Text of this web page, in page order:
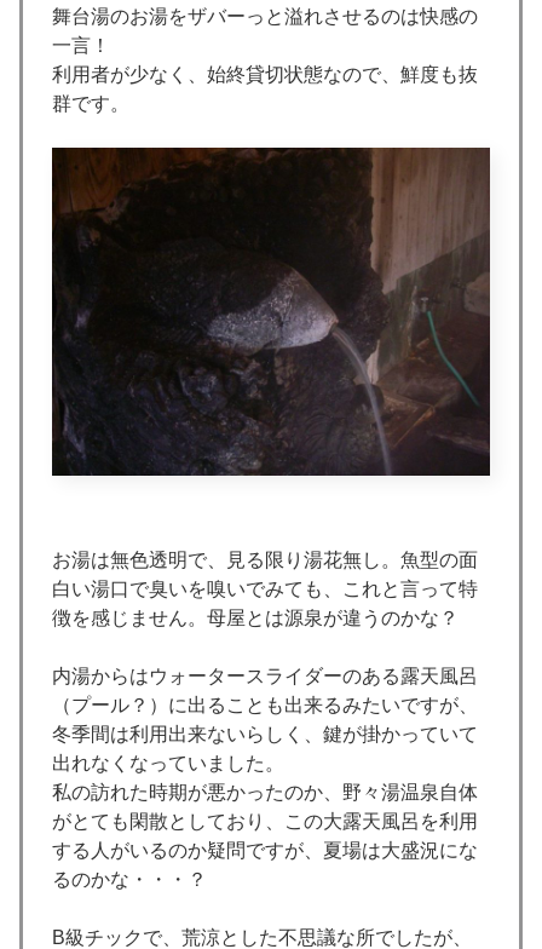
舞台湯のお湯をザバーっと溢れさせるのは快感の
一言！
利用者が少なく、始終貸切状態なので、鮮度も抜
群です。
お湯は無色透明で、見る限り湯花無し。魚型の面
白い湯口で臭いを嗅いでみても、これと言って特
徴を感じません。母屋とは源泉が違うのかな？
内湯からはウォータースライダーのある露天風呂
（プール？）に出ることも出来るみたいですが、
冬季間は利用出来ないらしく、鍵が掛かっていて
出れなくなっていました。
私の訪れた時期が悪かったのか、野々湯温泉自体
がとても閑散としており、この大露天風呂を利用
する人がいるのか疑問ですが、夏場は大盛況にな
るのかな・・・？
B級チックで、荒涼とした不思議な所でしたが、